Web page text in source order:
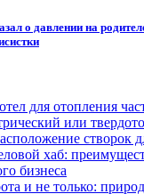
о давлении на
для отопления
или
створок
хаб:
бизнеса
и не только: